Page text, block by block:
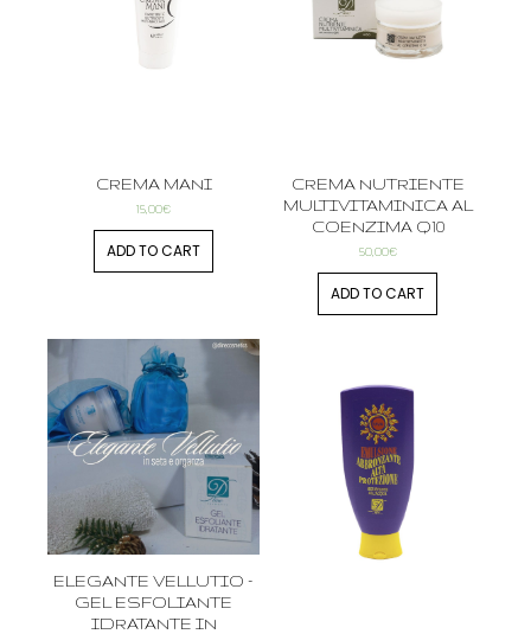
CREMA MANI
15,00€
ADD TO CART
CREMA NUTRIENTE
MULTIVITAMINICA AL
COENZIMA Q10
50,00€
ADD TO CART
ELEGANTE VELLUTIO –
GEL ESFOLIANTE
IDRATANTE IN